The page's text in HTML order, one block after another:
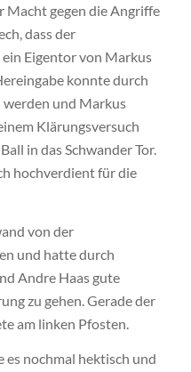
Macht gegen die Angriffe
dass der
Eigentor von Markus
konnte durch
und Markus
Klärungsversuch
in das Schwander Tor.
hochverdient für die
von der
und hatte durch
Andre Haas gute
zu gehen. Gerade der
am linken Pfosten.
nochmal hektisch und